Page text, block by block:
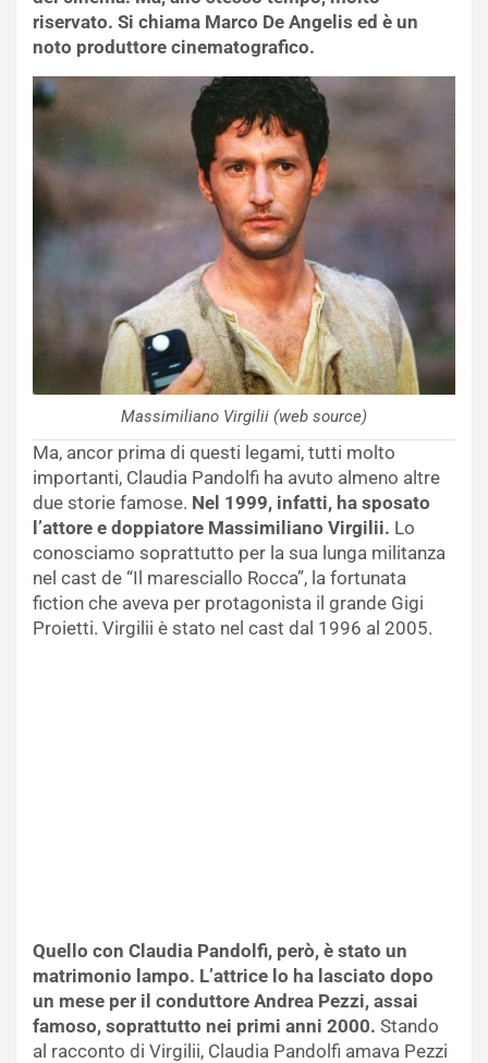
riservato. Si chiama Marco De Angelis ed è un
noto produttore cinematografico.
Massimiliano Virgilii (web source)
Ma, ancor prima di questi legami, tutti molto
importanti, Claudia Pandolfi ha avuto almeno altre
due storie famose. Nel 1999, infatti, ha sposato
l’attore e doppiatore Massimiliano Virgilii. Lo
conosciamo soprattutto per la sua lunga militanza
nel cast de “Il maresciallo Rocca”, la fortunata
fiction che aveva per protagonista il grande Gigi
Proietti. Virgilii è stato nel cast dal 1996 al 2005.
Quello con Claudia Pandolfi, però, è stato un
matrimonio lampo. L’attrice lo ha lasciato dopo
un mese per il conduttore Andrea Pezzi, assai
famoso, soprattutto nei primi anni 2000. Stando
al racconto di Virgilii, Claudia Pandolfi amava Pezzi